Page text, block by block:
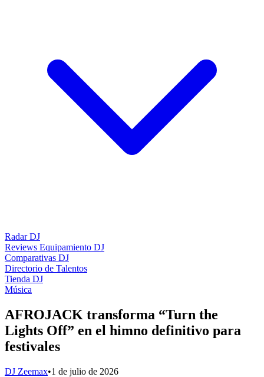
Radar DJ
Reviews Equipamiento DJ
Comparativas DJ
Directorio de Talentos
Tienda DJ
Música
AFROJACK transforma “Turn the
Lights Off” en el himno definitivo para
festivales
DJ Zeemax•1 de julio de 2026